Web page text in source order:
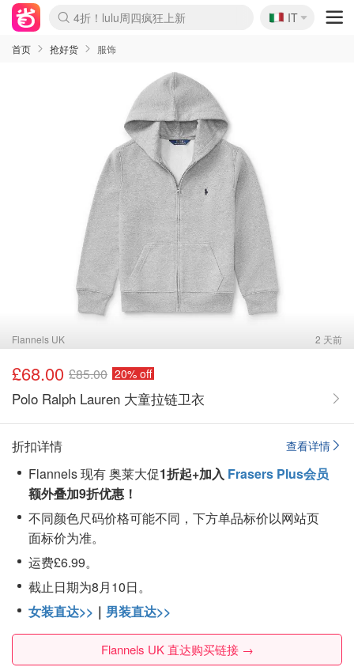
Boticinal 夏促开抢！
4折！lulu周四疯狂上新
速领！Stanley独家85折
Zalando 奥莱闪促！每日更新
🇮🇹
IT
首页 抢好货 服饰
Flannels UK 2 天前
£68.00 £85.00 20% off
Polo Ralph Lauren 大童拉链卫衣
查看详情
折扣详情
Flannels 现有 奥莱大促1折起+加入 Frasers Plus会员
额外叠加9折优惠！
不同颜色尺码价格可能不同，下方单品标价以网站页
面标价为准。
运费£6.99。
截止日期为8月10日。
女装直达>> ｜ 男装直达>>
Flannels UK 直达购买链接 →